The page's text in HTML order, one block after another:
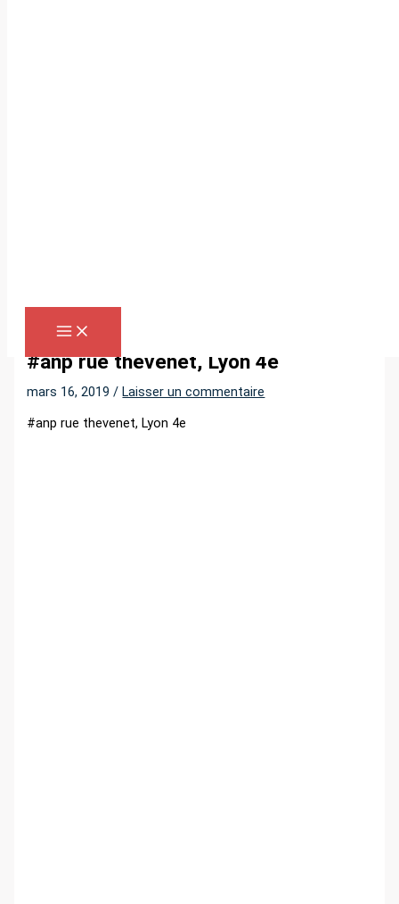
Accueil»#anp rue thevenet, Lyon 4e
#anp rue thevenet, Lyon 4e
mars 16, 2019/Laisser un commentaire
#anp rue thevenet, Lyon 4e
r
h